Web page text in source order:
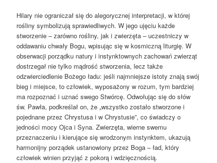
Hilary nie ograniczał się do alegorycznej interpretacji, w której
rośliny symbolizują sprawiedliwych. W jego ujęciu każde
stworzenie – zarówno rośliny, jak i zwierzęta – uczestniczy w
oddawaniu chwały Bogu, wpisując się w kosmiczną liturgię. W
obserwacji porządku natury i instynktownych zachowań zwierząt
dostrzegał nie tylko mądrość stworzenia, lecz także
odzwierciedlenie Bożego ładu: jeśli najmniejsze istoty znają swój
bieg i miejsce, to człowiek, wyposażony w rozum, tym bardziej
ma rozpoznać i uznać swego Stwórcę. Odwołując się do słów
św. Pawła, podkreślał on, że „wszystko zostało stworzone i
pojednane przez Chrystusa i w Chrystusie”, co świadczy o
jedności mocy Ojca i Syna. Zwierzęta, wierne swemu
przeznaczeniu i kierujące się wrodzonym instynktem, ukazują
harmonijny porządek ustanowiony przez Boga – ład, który
człowiek winien przyjąć z pokorą i wdzięcznością.